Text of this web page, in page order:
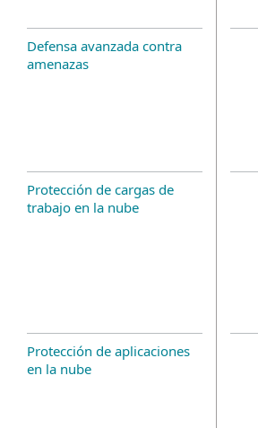
Defensa avanzada contra
amenazas
Protección de cargas de
trabajo en la nube
Protección de aplicaciones
en la nube